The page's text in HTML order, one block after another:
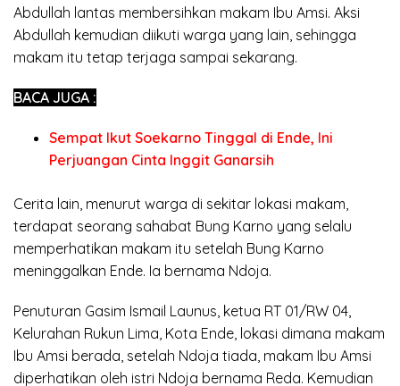
Abdullah lantas membersihkan makam Ibu Amsi. Aksi
Abdullah kemudian diikuti warga yang lain, sehingga
makam itu tetap terjaga sampai sekarang.
BACA JUGA :
Sempat Ikut Soekarno Tinggal di Ende, Ini
Perjuangan Cinta Inggit Ganarsih
Cerita lain, menurut warga di sekitar lokasi makam,
terdapat seorang sahabat Bung Karno yang selalu
memperhatikan makam itu setelah Bung Karno
meninggalkan Ende. Ia bernama Ndoja.
Penuturan Gasim Ismail Launus, ketua RT 01/RW 04,
Kelurahan Rukun Lima, Kota Ende, lokasi dimana makam
Ibu Amsi berada, setelah Ndoja tiada, makam Ibu Amsi
diperhatikan oleh istri Ndoja bernama Reda. Kemudian